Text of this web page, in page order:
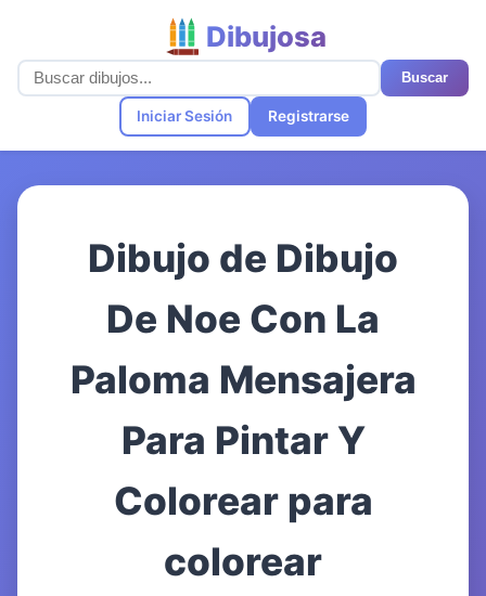
Dibujosa
Buscar
Iniciar Sesión Registrarse
Dibujo de Dibujo
De Noe Con La
Paloma Mensajera
Para Pintar Y
Colorear para
colorear